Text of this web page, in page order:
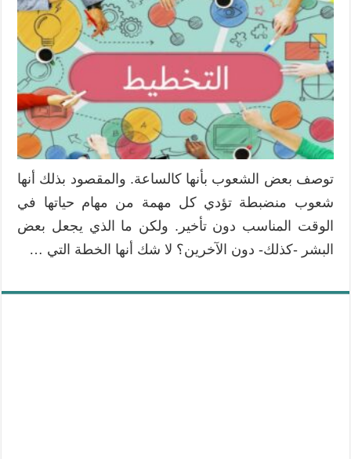
توصف بعض الشعوب بأنها كالساعة. والمقصود بذلك أنها
شعوب منضبطة تؤدي كل مهمة من مهام حياتها في
الوقت المناسب دون تأخير. ولكن ما الذي يجعل بعض
البشر -كذلك- دون الآخرين؟ لا شك أنها الخطة التي …